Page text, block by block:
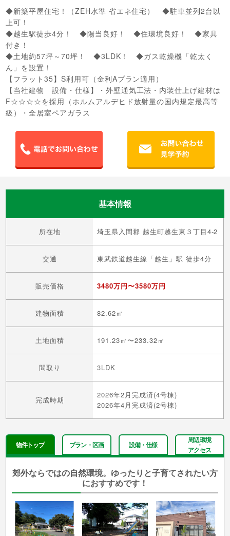
◆新築平屋住宅！（ZEH水準 省エネ住宅） ◆駐車並列2台以
上可！
◆越生駅徒歩4分！ ◆陽当良好！ ◆住環境良好！ ◆家具
付き！
◆土地約57坪～70坪！ ◆3LDK！ ◆ガス乾燥機「乾太く
ん」を設置！
【フラット35】S利用可（金利Aプラン適用）
【当社建物 設備・仕様】・外壁通気工法・内装仕上げ建材は
F☆☆☆☆を採用（ホルムアルデヒド放射量の国内規定最高等
級）・全居室ペアガラス
基本情報
所在地 埼玉県入間郡 越生町越生東３丁目4-2
交通 東武鉄道越生線「越生」駅 徒歩4分
販売価格 3480万円〜3580万円
建物面積 82.62㎡
土地面積 191.23㎡〜233.32㎡
間取り 3LDK
完成時期
2026年2月完成済(4号棟)
2026年4月完成済(2号棟)
物件トップ プラン・区画 設備・仕様
周辺環境
・
アクセス
郊外ならではの自然環境。ゆったりと子育てされたい方
におすすめです！